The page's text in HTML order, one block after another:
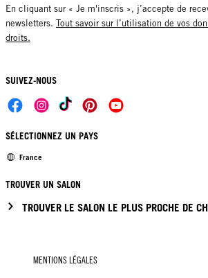
En cliquant sur « Je m'inscris », j’accepte de
newsletters. Tout savoir sur l’utilisation de vos
droits.
SUIVEZ-NOUS
SÉLECTIONNEZ UN PAYS
France
TROUVER UN SALON
TROUVER LE SALON LE PLUS PROCHE DE
MENTIONS LÉGALES